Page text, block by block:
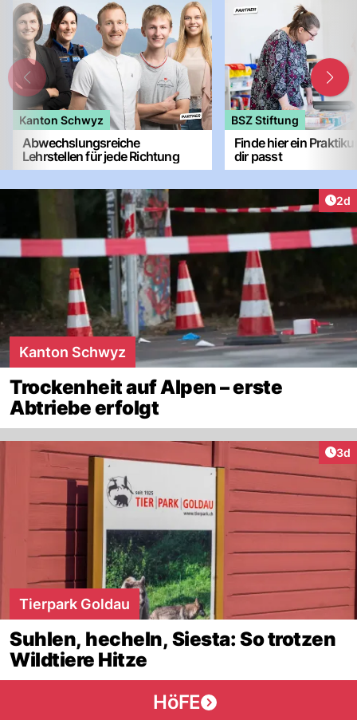
Kanton Schwyz
Abwechslungsreiche
Lehrstellen für jede Richtung
BSZ Stiftung
Finde hier ein
dir passt
2d
Kanton Schwyz
Trockenheit auf Alpen – erste
Abtriebe erfolgt
3d
Tierpark Goldau
Suhlen, hecheln, Siesta: So trotzen
Wildtiere Hitze
HöFE